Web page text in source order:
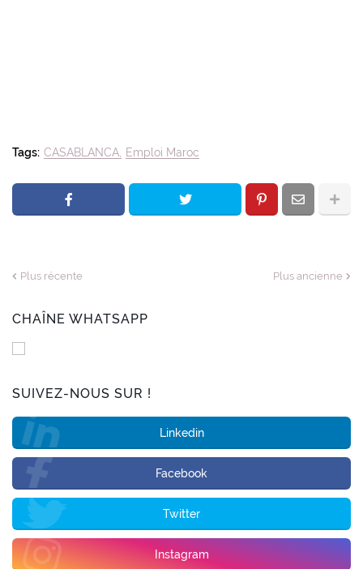
Tags: CASABLANCA Emploi Maroc
Plus récente Plus ancienne
CHAÎNE WHATSAPP
SUIVEZ-NOUS SUR !
Linkedin
Facebook
Twitter
Instagram